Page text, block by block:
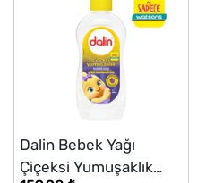
Dalin Bebek Yağı
Çiçeksi Yumuşaklık